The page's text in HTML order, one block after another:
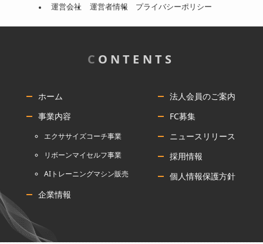
運営会社 運営者情報 プライバシーポリシー
C ONTENTS
ホーム
事業内容
エクササイズコーチ事業
リボーンマイセルフ事業
AIトレーニングマシン販売
企業情報
法人会員のご案内
FC募集
ニュースリリース
採用情報
個人情報保護方針